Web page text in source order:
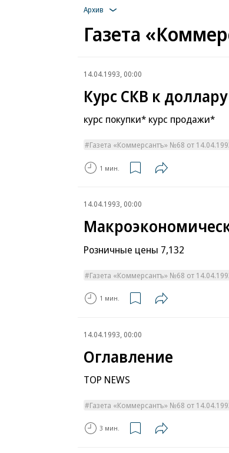
Архив
Газета
14.04.1993, 00:00
Курс СКВ к доллару
курс покупки* курс продажи*
Газета «Коммерсантъ» №68 от
1 мин.
14.04.1993, 00:00
Розничные цены 7,132
Газета «Коммерсантъ» №68 от
1 мин.
14.04.1993, 00:00
Оглавление
TOP NEWS
Газета «Коммерсантъ» №68 от
3 мин.